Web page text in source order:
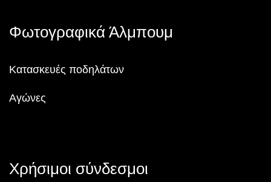
Φωτογραφικά Άλμπουμ
Κατασκευές ποδηλάτων
Αγώνες
Χρήσιμοι σύνδεσμοι